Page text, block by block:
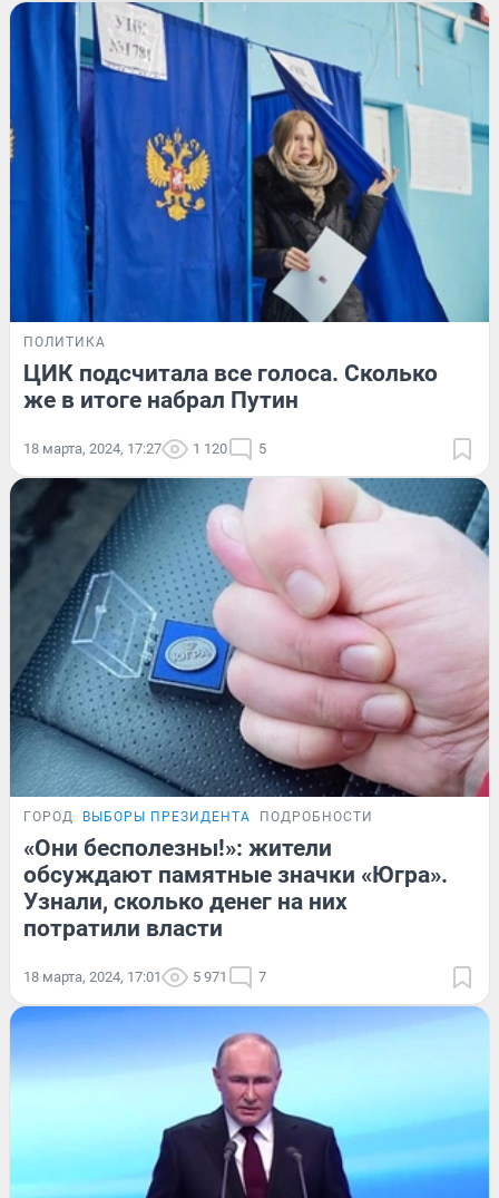
ПОЛИТИКА
ЦИК подсчитала все голоса. Сколько
же в итоге набрал Путин
18 марта, 2024, 17:27 1 120 5
ГОРОД ВЫБОРЫ ПРЕЗИДЕНТА ПОДРОБНОСТИ
«Они бесполезны!»: жители
обсуждают памятные значки «Югра».
Узнали, сколько денег на них
потратили власти
18 марта, 2024, 17:01 5 971 7